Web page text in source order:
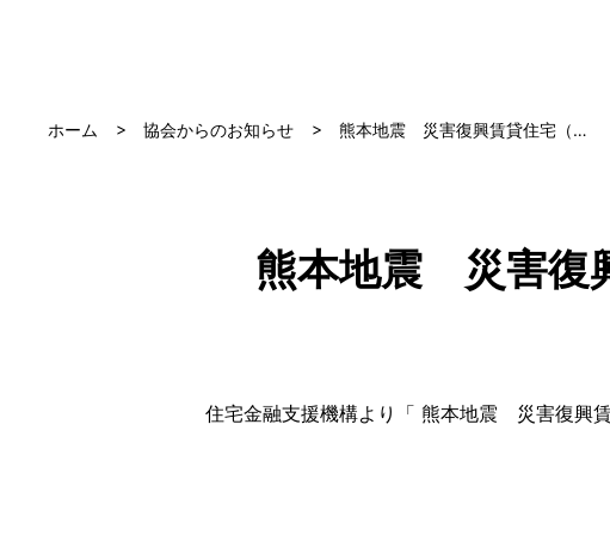
ホーム 協会からのお知らせ 熊本地震 災害復興賃貸住宅（…
熊本地震 災害復
住宅金融支援機構より「 熊本地震 災害復興